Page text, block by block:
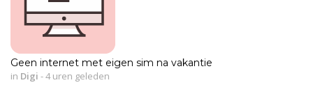
Geen internet met eigen sim na vakantie
in Digi -4 uren geleden